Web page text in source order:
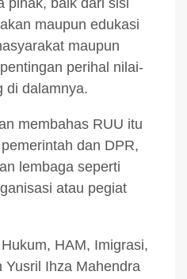
pihak, baik dari sisi
maupun edukasi
maupun
perihal nilai-
di dalamnya.
membahas RUU itu
dan DPR,
lembaga seperti
atau pegiat
HAM, Imigrasi,
Yusril Ihza Mahendra